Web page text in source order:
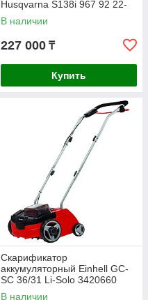
Husqvarna S138i 967 92 22-
01
В наличии
227 000 ₸
Купить
Скарификатор
аккумуляторный Einhell GC-
SC 36/31 Li-Solo 3420660
В наличии